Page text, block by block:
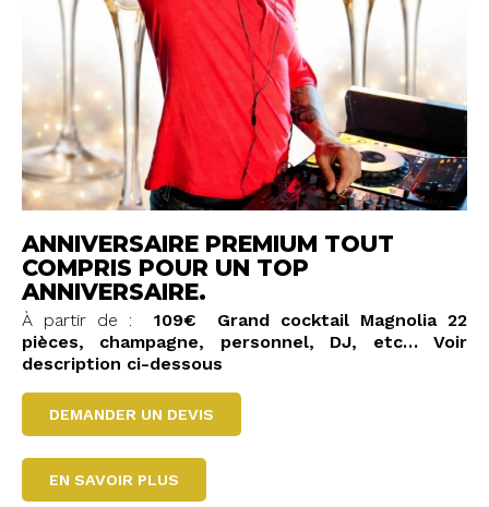
ANNIVERSAIRE PREMIUM TOUT
COMPRIS POUR UN TOP
ANNIVERSAIRE.
À partir de : 109€
Grand cocktail Magnolia 22
pièces, champagne, personnel, DJ, etc…
Voir
description ci-dessous
DEMANDER UN DEVIS
EN SAVOIR PLUS